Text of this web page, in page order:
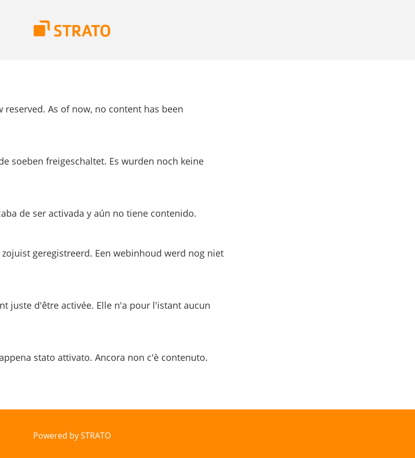
reserved. As of now, no content has been
soeben freigeschaltet. Es wurden noch keine
de ser activada y aún no tiene contenido.
geregistreerd. Een webinhoud werd nog niet
juste d'être activée. Elle n'a pour l'istant aucun
stato attivato. Ancora non c'è contenuto.
Powered by STRATO